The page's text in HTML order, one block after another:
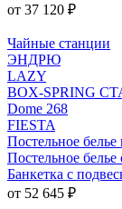
от 37 120 ₽
Чайные станции
ЭНДРЮ
LAZY
BOX-SPRING
Dome 268
FIESTA
Постельное
Постельное белье
Банкетка с
от 52 645 ₽